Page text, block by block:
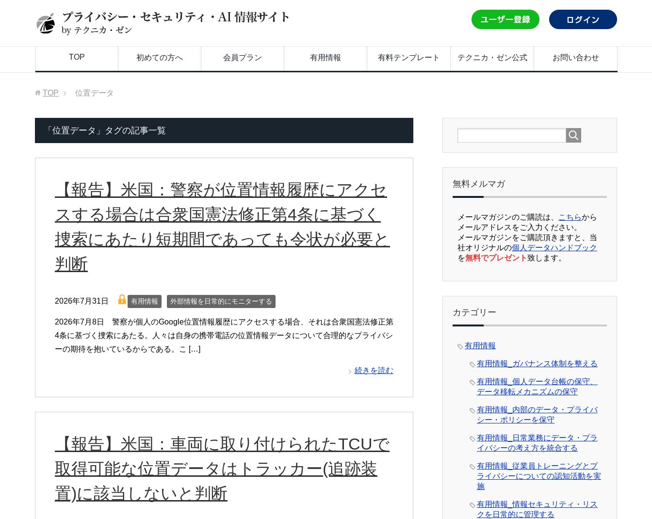
TOP 初めての方へ 会員プラン 有用情報 有料テンプレート テクニカ・ゼン公式 お問い合わせ
TOP 位置データ
「位置データ」タグの記事一覧
【報告】米国：警察が位置情報履歴にアクセ
スする場合は合衆国憲法修正第4条に基づく
捜索にあたり短期間であっても令状が必要と
判断
2026年7月31日 lock 有用情報 外部情報を日常的にモニターする
2026年7月8日 警察が個人のGoogle位置情報履歴にアクセスする場合、それは合衆国憲法修正第
4条に基づく捜索にあたる。人々は自身の携帯電話の位置情報データについて合理的なプライバシ
ーの期待を抱いているからである。こ […]
続きを読む
【報告】米国：車両に取り付けられたTCUで
取得可能な位置データはトラッカー(追跡装
置)に該当しないと判断
無料メルマガ
メールマガジンのご購読は、 こちらから
メールアドレスをご入力ください。
メールマガジンをご購読頂きますと、当
社オリジナルの個人データハンドブック
を無料でプレゼント致します。
カテゴリー
有用情報
有用情報_ガバナンス体制を整える
有用情報_個人データ台帳の保守、
データ移転メカニズムの保守
有用情報_内部のデータ・プライバ
シー・ポリシーを保守
有用情報_日常業務にデータ・プラ
イバシーの考え方を統合する
有用情報_従業員トレーニングとプ
ライバシーについての認知活動を実
施
有用情報_情報セキュリティ・リス
クを日常的に管理する